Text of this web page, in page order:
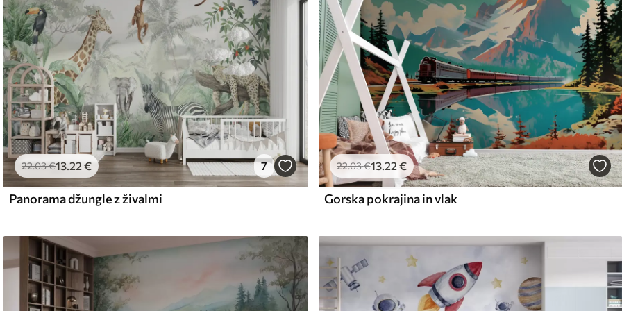
.67 34.00€ /m²
and Stick
49.00€/m²
22.03€13.22 € 7
Panorama džungle z živalmi
22.03€13.22 €
Gorska pokrajina in vlak